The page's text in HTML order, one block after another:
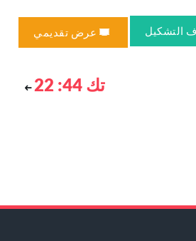
التشكيل عرض تقديمي
تك 44: 22